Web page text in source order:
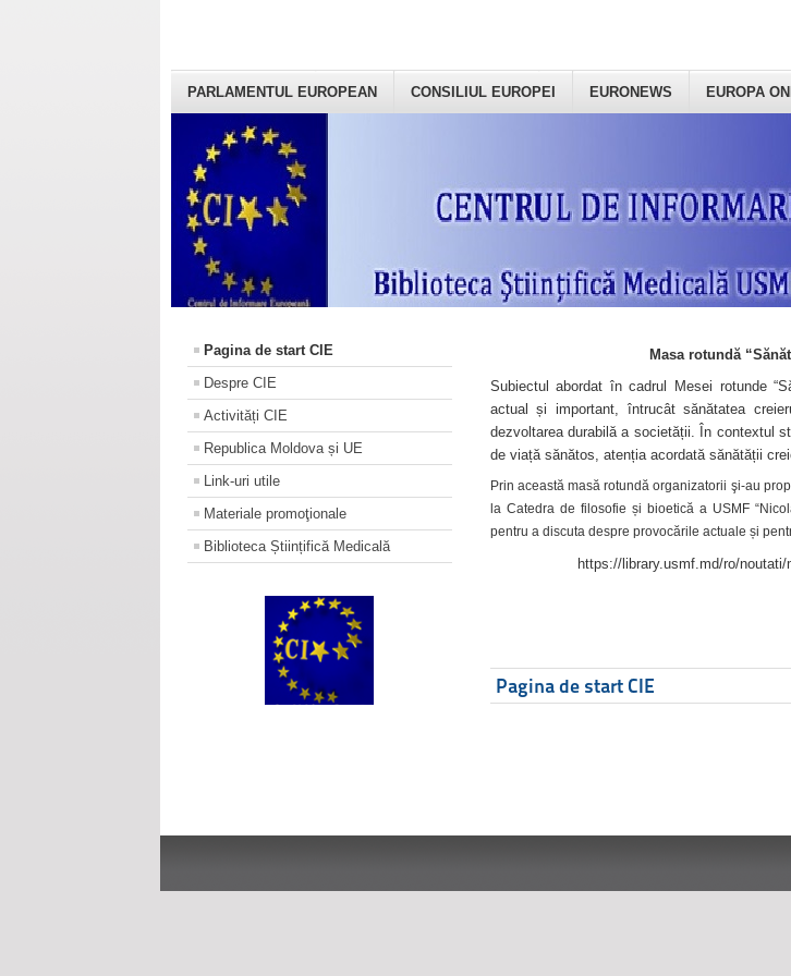
PARLAMENTUL EUROPEAN CONSILIUL EUROPEI EURONEWS EUROPA
Pagina de start CIE
Despre CIE
Activități CIE
Republica Moldova și UE
Link-uri utile
Materiale promoţionale
Biblioteca Științifică Medicală
Masa rotundă
Subiectul abordat în cadrul Mesei rotunde
actual și important, întrucât sănătatea
dezvoltarea durabilă a societății. În contextul
de viață sănătos, atenția acordată sănătății
Prin această masă rotundă organizatorii şi-au
la Catedra de filosofie și bioetică a USMF
pentru a discuta despre provocările actuale și
https://library.usmf.md/ro/
Pagina de start CIE